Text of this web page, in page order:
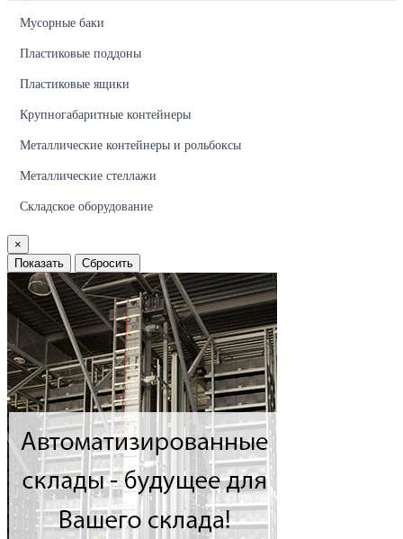
Мусорные баки
Пластиковые поддоны
Пластиковые ящики
Крупногабаритные контейнеры
Металлические контейнеры и рольбоксы
Металлические стеллажи
Складское оборудование
×
Показать
Сбросить